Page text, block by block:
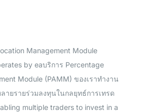
Management Module
by eaบริการ Percentage
Module (PAMM) ของเราทำงาน
ายรายร่วมลงทุนในกลยุทธ์การเทรด
multiple traders to invest in a